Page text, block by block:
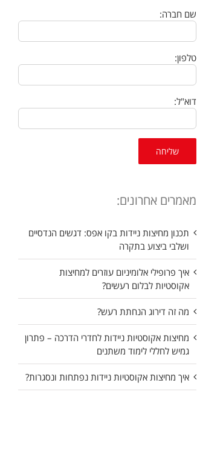
שם חברה:
טלפון:
דוא"ל:
מאמרים אחרונים:
תכנון מחיצות ניידות בקו אפס: דגשים הנדסיים
ושלבי ביצוע בתקרה
איך פרופילי אלומיניום עוזרים למחיצות
אקוסטיות לבלום רעשים?
מה זה דירוג הנחתת רעש?
מחיצות אקוסטיות ניידות לחדרי הדרכה – פתרון
גמיש לחללי לימוד משתנים
איך מחיצות אקוסטיות ניידות נפתחות ונסגרות?